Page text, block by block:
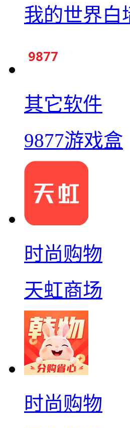
我的世界白
其它软件
9877游戏盒
时尚购物
天虹商场
时尚购物